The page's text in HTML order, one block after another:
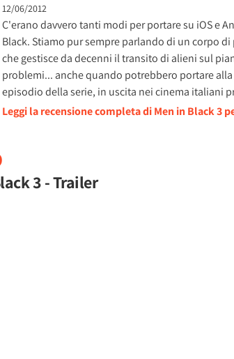
12/06/2012
C'erano davvero tanti modi per portare su iOS e
Black. Stiamo pur sempre parlando di un corpo
che gestisce da decenni il transito di alieni sul
problemi... anche quando potrebbero portare
episodio della serie, in uscita nei cinema italiani
Leggi la recensione completa di Men in Black 3
3 - Trailer